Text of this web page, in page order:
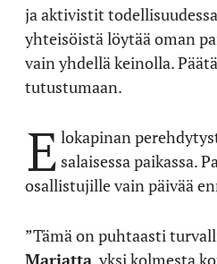
ja aktivistit
yhteisöistä löytää oman
vain yhdellä keinolla.
tutustumaan.
E lokapinan
salaisessa paikassa.
osallistujille vain päivää
”Tämä on puhtaasti
Marjatta, yksi kolmesta